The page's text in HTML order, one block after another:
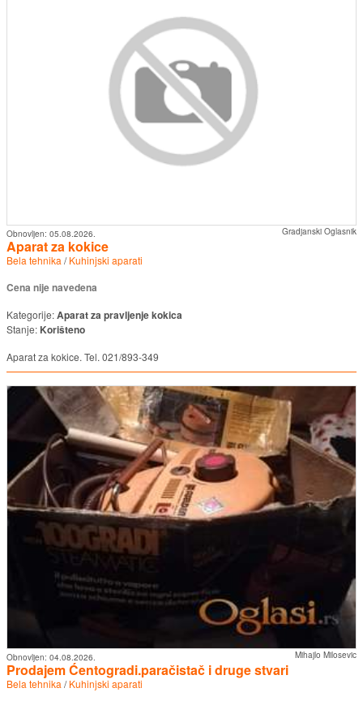
Gradjanski Oglasnik
Obnovljen: 05.08.2026.
Aparat za kokice
Bela tehnika /Kuhinjski aparati
Cena nije navedena
Kategorije:Aparat za pravljenje kokica
Stanje: Korišteno
Aparat za kokice. Tel. 021/893-349
Mihajlo Milosevic
Obnovljen: 04.08.2026.
Prodajem Ćentogradi.paračistač i druge stvari
Bela tehnika /Kuhinjski aparati